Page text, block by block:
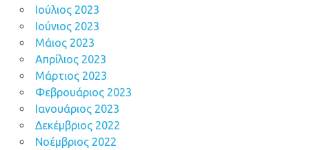
Ιούλιος 2023
Ιούνιος 2023
Μάιος 2023
Απρίλιος 2023
Μάρτιος 2023
Φεβρουάριος 2023
Ιανουάριος 2023
Δεκέμβριος 2022
Νοέμβριος 2022